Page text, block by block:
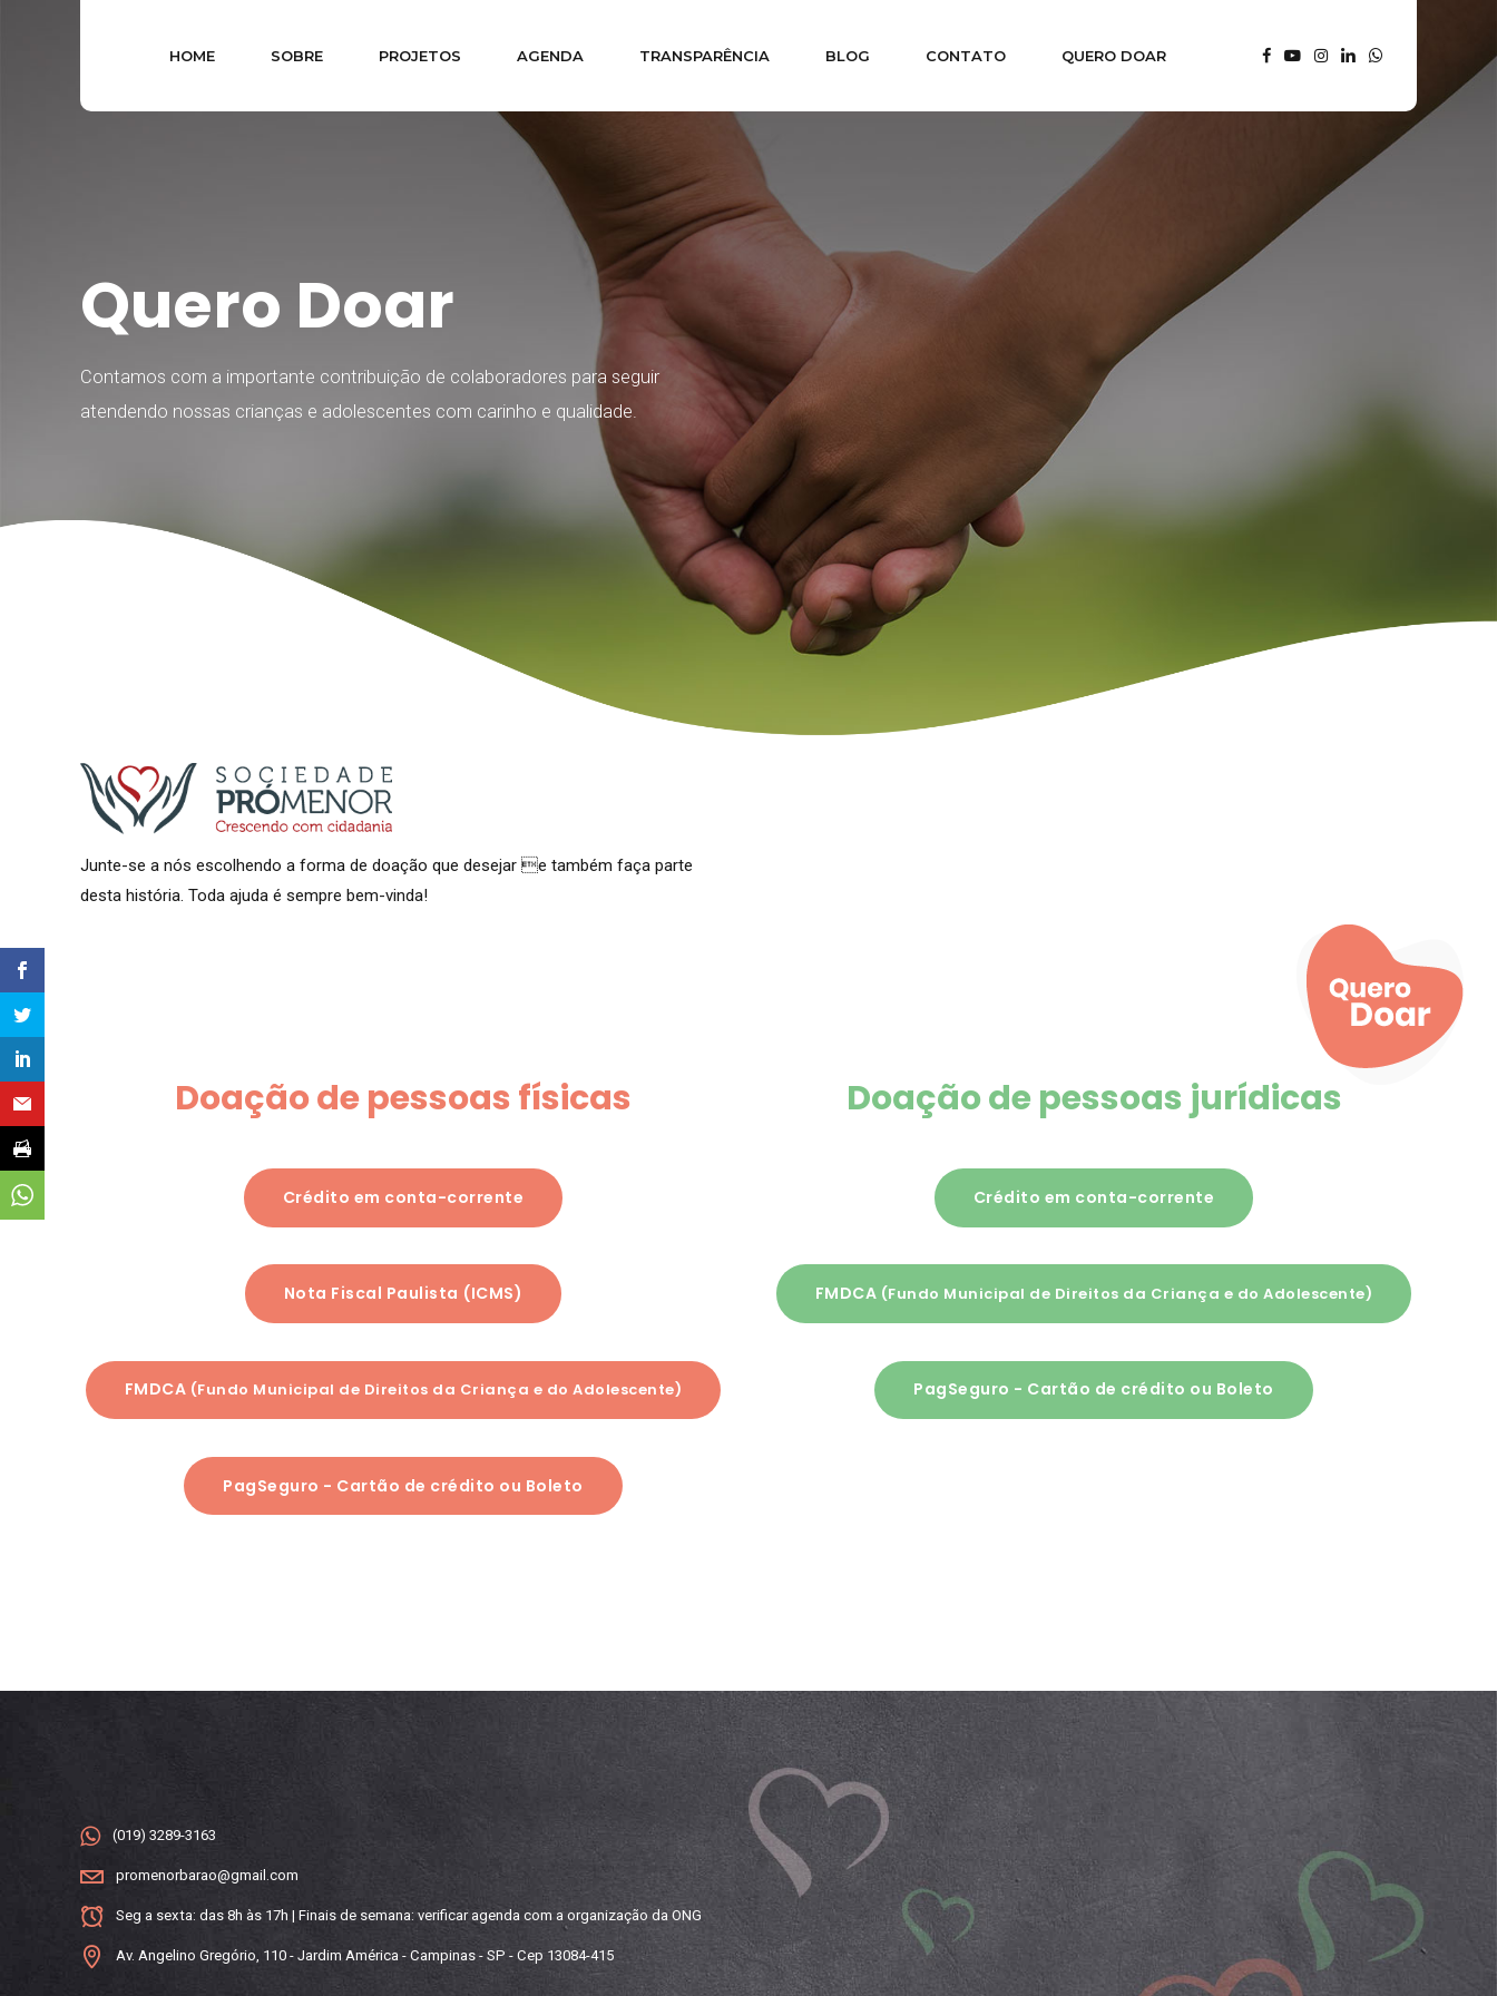
HOME SOBRE PROJETOS AGENDA TRANSPARÊNCIA BLOG CONTATO QUERO DOAR
Quero Doar
Contamos com a importante contribuição de colaboradores para seguir
atendendo nossas crianças e adolescentes com carinho e qualidade.
Junte-se a nós escolhendo a forma de doação que desejar e também faça parte
desta história. Toda ajuda é sempre bem-vinda!
Doação de pessoas físicas
Crédito em conta-corrente
Nota Fiscal Paulista (ICMS)
FMDCA (Fundo Municipal de Direitos da Criança e do Adolescente)
PagSeguro - Cartão de crédito ou Boleto
Doação de pessoas jurídicas
Crédito em conta-corrente
FMDCA (Fundo Municipal de Direitos da Criança e do Adolescente)
PagSeguro - Cartão de crédito ou Boleto
(019) 3289-3163
promenorbarao@gmail.com
Seg a sexta: das 8h às 17h | Finais de semana: verificar agenda com a organização da ONG
Av. Angelino Gregório, 110 - Jardim América - Campinas - SP - Cep 13084-415